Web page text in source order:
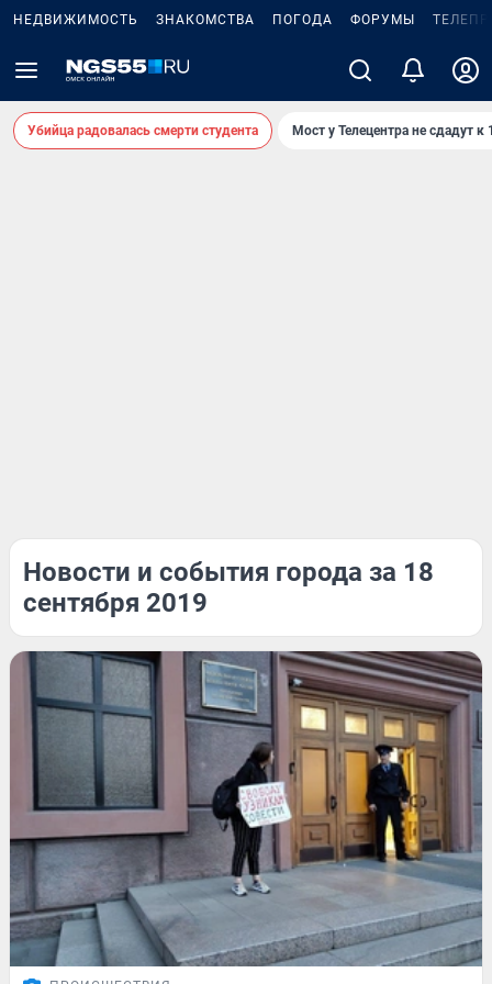
НЕДВИЖИМОСТЬ ЗНАКОМСТВА ПОГОДА ФОРУМЫ
Убийца радовалась смерти студента Мост у Телецентра не сдадут к
Новости и события города за 18
сентября 2019